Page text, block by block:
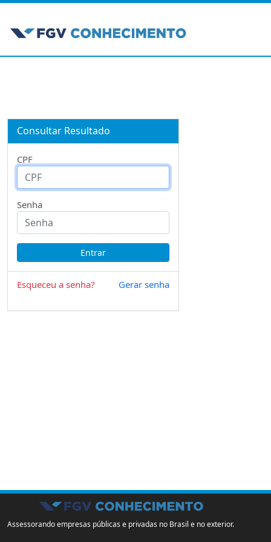
Consultar Resultado
CPF
Senha
Esqueceu a senha? Gerar senha
Assessorando empresas públicas e privadas no Brasil e no exterior.